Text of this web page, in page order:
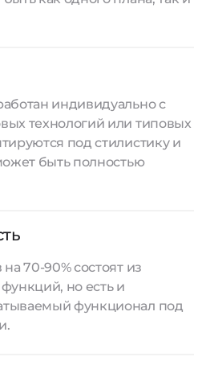
индивидуально с
технологий или типовых
под стилистику и
быть полностью
70-90% состоят из
но есть и
функционал под